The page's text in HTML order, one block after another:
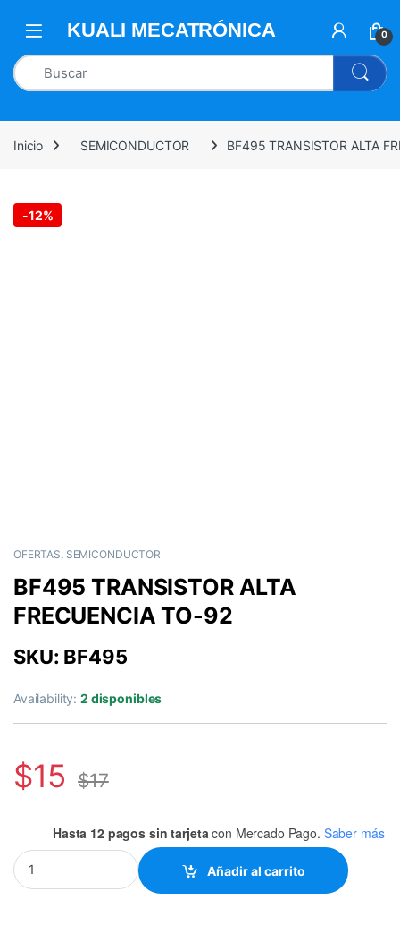
0
Inicio SEMICONDUCTOR BF495 TRANSISTOR ALTA
-12%
OFERTAS, SEMICONDUCTOR
BF495 TRANSISTOR ALTA
FRECUENCIA TO-92
SKU: BF495
Availability:2 disponibles
$15 $17
Hasta 12 pagos sin tarjeta con Mercado Pago. Saber más
BF495 TRANSISTOR ALTA FRECUENCIA TO-92 quantity
Añadir al carrito